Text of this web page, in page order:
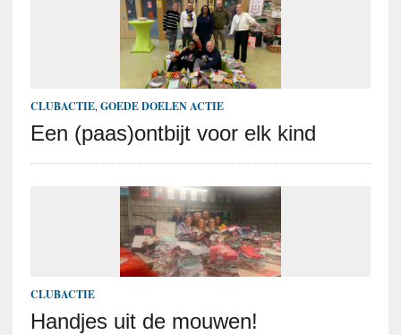
CLUBACTIE, GOEDE DOELEN ACTIE
Een (paas)ontbijt voor elk kind
CLUBACTIE
Handjes uit de mouwen!